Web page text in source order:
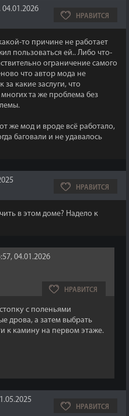
04.01.2026
НРАВИТСЯ
то причине не работает
пользоваться ей.. Либо что-
ограничение самого
что автор мода не
какие заслуги, что
та же проблема без
же мод и вроде всё работало,
баговали и не удавалось
НРАВИТСЯ
в этом доме? Надело к
04.01.2026
НРАВИТСЯ
с поленьями
дрова, а затем выбрать
к камину на первом этаже.
НРАВИТСЯ